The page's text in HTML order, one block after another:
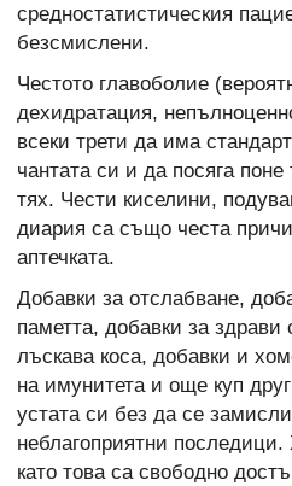
средностатистическия
безсмислени.
Честото главоболие
дехидратация,
всеки трети да има
чантата си и да посяга
тях. Чести киселини,
диария са също честа
аптечката.
Добавки за отслабване,
паметта, добавки за здрави
лъскава коса, добавки и
на имунитета и още куп
устата си без да се
неблагоприятни
като това са свободно